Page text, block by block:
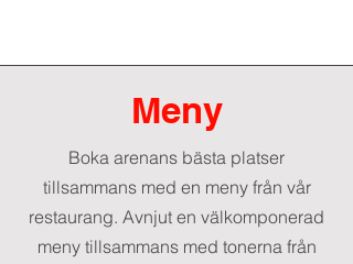
Meny
Boka arenans bästa platser
tillsammans med en meny från vår
restaurang. Avnjut en välkomponerad
meny tillsammans med tonerna från